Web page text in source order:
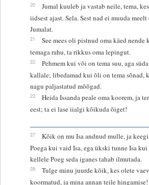
20
Jumal kuuleb ja vastab neile, tema,
iidsest ajast. Sela. Sest nad ei muuda
Jumalat.
21
See mees oli pistnud oma käed nende
temaga rahu, ta rikkus oma lepingut.
22
Pehmem kui või on tema suu, aga
kallale; libedamad kui õli on tema sõnad,
nagu paljastatud mõõgad.
23
Heida Issanda peale oma koorem, ja
eest; ta ei lase iialgi kõikuda õiget!
27
Kõik on mu Isa andnud mulle, ja
Poega kui vaid Isa, ega ükski tunne Isa kui
kellele Poeg seda iganes tahab ilmutada.
28
Tulge minu juurde kõik, kes olete
koormatud, ja mina annan teile hingamise!